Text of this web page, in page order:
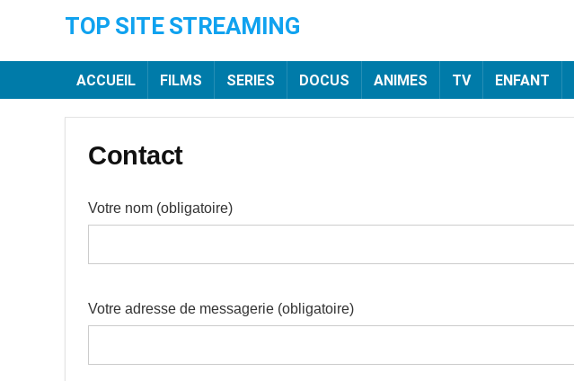
TOP SITE STREAMING
ACCUEIL FILMS SERIES DOCUS ANIMES TV ENFANT
Contact
Votre nom (obligatoire)
Votre adresse de messagerie (obligatoire)